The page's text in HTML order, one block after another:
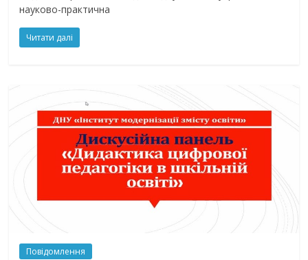
науково-практична
Читати далі
Повідомлення